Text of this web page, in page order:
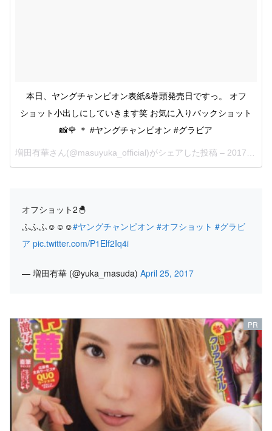
本日、ヤングチャンピオン表紙&巻頭発売日ですっ。 オフ
ショット小出しにしていきます笑 お気に入りバックショット
📸🌹 ＊ #ヤングチャンピオン #グラビア
増田有華さん(@masuyuka_official)がシェアした投稿 – 2017 4月 24 6:48午後 PDT
オフショット2🐣
ふふふ☺️☺️☺️#ヤングチャンピオン #オフショット #グラビ
ア pic.twitter.com/P1Elf2Iq4i
— 増田有華 (@yuka_masuda) April 25, 2017